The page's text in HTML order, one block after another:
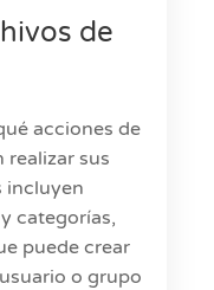
de
acciones de
realizar sus
incluyen
categorías,
puede crear
o grupo